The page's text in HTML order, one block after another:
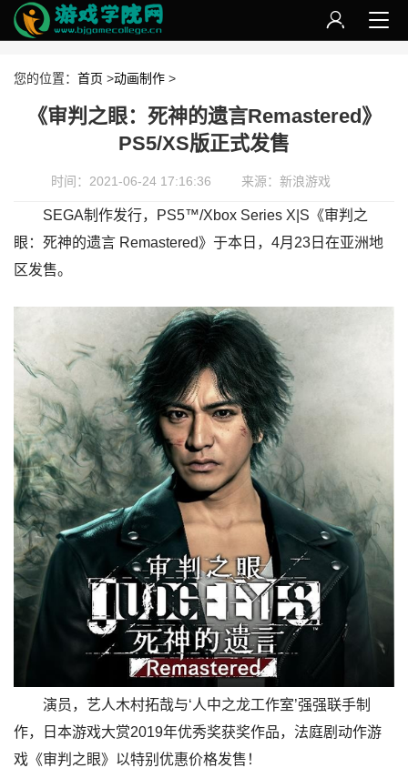
您的位置： 首页 >动画制作 >
《审判之眼：死神的遗言Remastered》
PS5/XS版正式发售
时间：2021-06-24 17:16:36 来源：新浪游戏
SEGA制作发行，PS5™/Xbox Series X|S《审判之
眼：死神的遗言 Remastered》于本日，4月23日在亚洲地
区发售。
演员，艺人木村拓哉与‘人中之龙工作室’强强联手制
作，日本游戏大赏2019年优秀奖获奖作品，法庭剧动作游
戏《审判之眼》以特别优惠价格发售！